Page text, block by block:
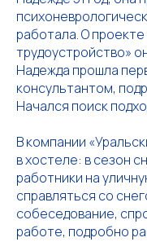
работала. О
трудоустройство»
Надежда прошла
консультантом,
Начался поиск
В компании
в хостеле: в сезон
работники на
справляться со
собеседование,
работе, подробно